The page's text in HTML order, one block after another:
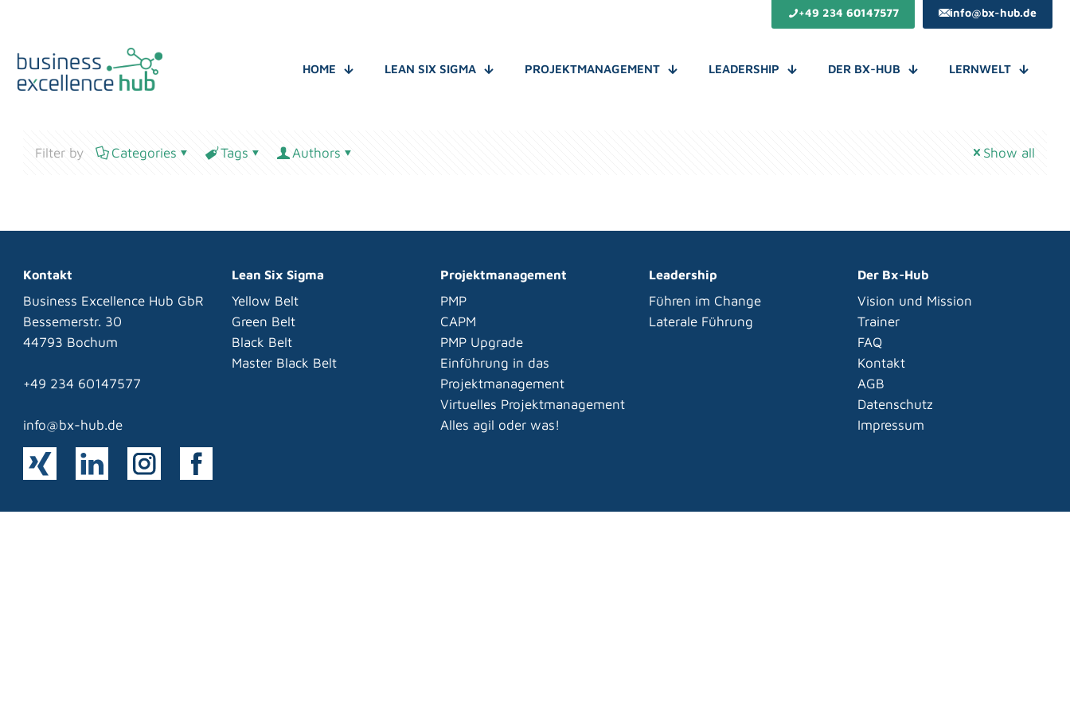
+49 234 60147577 info@bx-hub.de
HOME LEAN SIX SIGMA PROJEKTMANAGEMENT LEADERSHIP DER BX-HUB LERNWELT
Filter by Categories Tags Authors Show all
Kontakt
Business Excellence Hub GbR
Bessemerstr. 30
44793 Bochum
+49 234 60147577
info@bx-hub.de
Lean Six Sigma
Yellow Belt
Green Belt
Black Belt
Master Black Belt
Projektmanagement
PMP
CAPM
PMP Upgrade
Einführung in das
Projektmanagement
Virtuelles Projektmanagement
Alles agil oder was!
Leadership
Führen im Change
Laterale Führung
Der Bx-Hub
Vision und Mission
Trainer
FAQ
Kontakt
AGB
Datenschutz
Impressum